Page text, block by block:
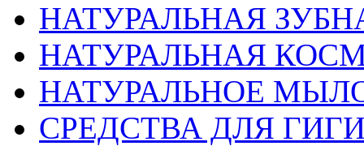
НАТУРАЛЬНАЯ
НАТУРАЛЬНАЯ
НАТУРАЛЬНОЕ
СРЕДСТВА ДЛЯ